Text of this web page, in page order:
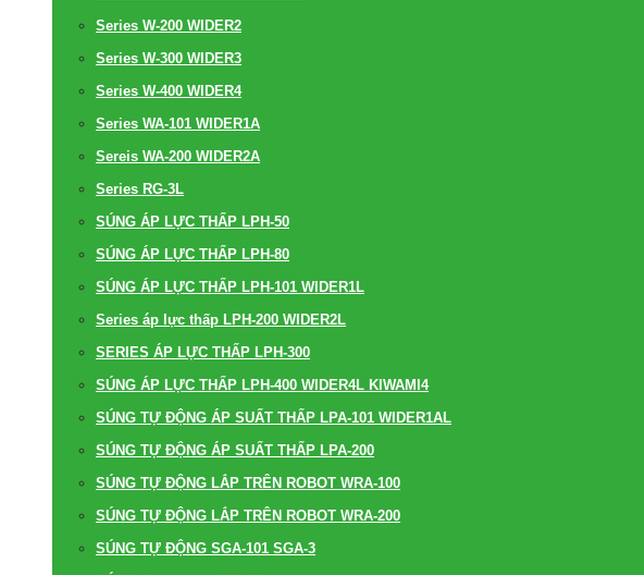
Series W-200 WIDER2
Series W-300 WIDER3
Series W-400 WIDER4
Series WA-101 WIDER1A
Sereis WA-200 WIDER2A
Series RG-3L
SÚNG ÁP LỰC THẤP LPH-50
SÚNG ÁP LỰC THẤP LPH-80
SÚNG ÁP LỰC THẤP LPH-101 WIDER1L
Series áp lực thấp LPH-200 WIDER2L
SERIES ÁP LỰC THẤP LPH-300
SÚNG ÁP LỰC THẤP LPH-400 WIDER4L KIWAMI4
SÚNG TỰ ĐỘNG ÁP SUẤT THẤP LPA-101 WIDER1AL
SÚNG TỰ ĐỘNG ÁP SUẤT THẤP LPA-200
SÚNG TỰ ĐỘNG LẮP TRÊN ROBOT WRA-100
SÚNG TỰ ĐỘNG LẮP TRÊN ROBOT WRA-200
SÚNG TỰ ĐỘNG SGA-101 SGA-3